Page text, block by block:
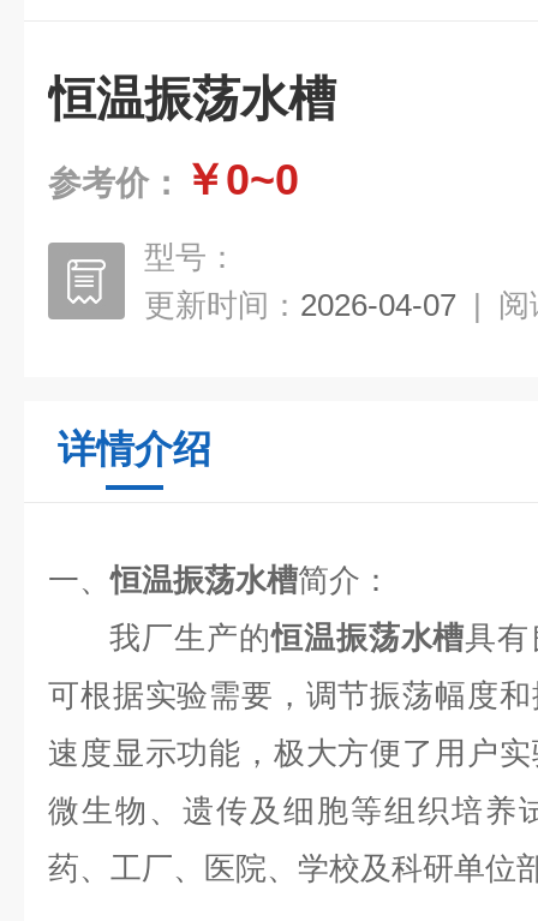
恒温振荡水槽
参考价： ￥0~0
型号：
更新时间： 2026-04-07 | 阅
详情介绍
一、恒温振荡水槽简介：
我厂生产的恒温振荡水槽具有
可根据实验需要，调节振荡幅度
速度显示功能，极大方便了用户
微生物、遗传及细胞等组织培养
药、工厂、医院、学校及科研单位